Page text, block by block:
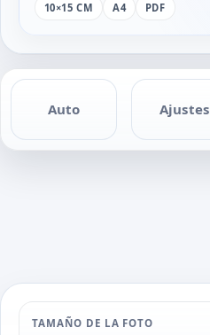
10×15 CM A4 PDF
Auto Ajustes
TAMAÑO DE LA FOTO